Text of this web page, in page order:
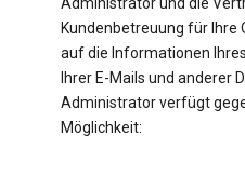
Administrator und die
Kundenbetreuung für
auf die Informationen
Ihrer E-Mails und anderer
Administrator verfügt
Möglichkeit: